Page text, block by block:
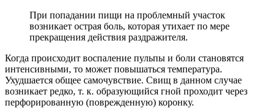
При попадании пищи на проблемный участок
возникает острая боль, которая утихает по мере
прекращения действия раздражителя.
Когда происходит воспаление пульпы и боли становятся
интенсивными, то может повышаться температура.
Ухудшается общее самочувствие. Свищ в данном случае
возникает редко, т. к. образующийся гной проходит через
перфорированную (поврежденную) коронку.